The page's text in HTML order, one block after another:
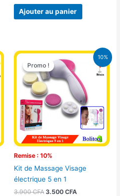
Ajouter au panier
10%
Promo !
Remise : 10%
Promo !
Kit de Massage Visage
électrique 5 en 1
3.900CFA
Le
prix
initial
était :
3.900 CFA.
3.500 CFA
Le
est :
3.500 CFA.